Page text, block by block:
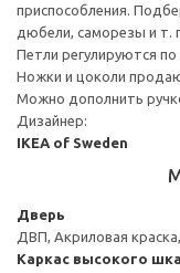
приспособления.
дюбели, саморезы и т.
Петли регулируются по
Ножки и цоколи
Можно дополнить
Дизайнер:
IKEA of Sweden
Дверь
ДВП, Акриловая
Каркас высокого